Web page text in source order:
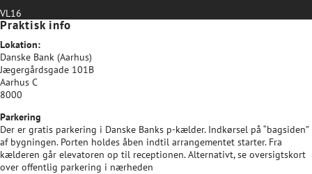
VL16
Praktisk info
Lokation:
Danske Bank (Aarhus)
Jægergårdsgade 101B
Aarhus C
8000
Parkering
Der er gratis parkering i Danske Banks p-kælder. Indkørsel på “bagsiden”
af bygningen. Porten holdes åben indtil arrangementet starter. Fra
kælderen går elevatoren op til receptionen.Alternativt, se oversigtskort
over offentlig parkering i nærheden